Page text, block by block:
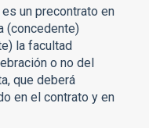
un precontrato en
(concedente)
la facultad
o no del
que deberá
en el contrato y en